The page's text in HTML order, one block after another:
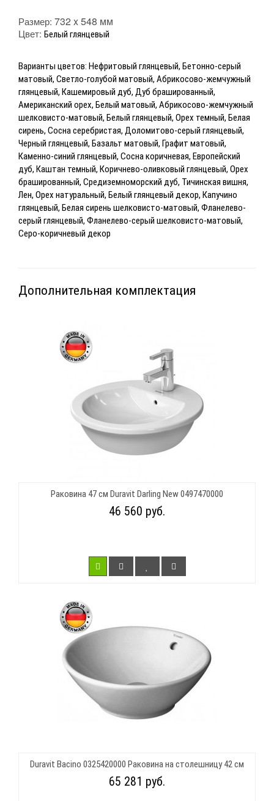
Размер: 732 x 548 мм
Цвет: Белый глянцевый
Варианты цветов: Нефритовый глянцевый, Бетонно-серый
матовый, Светло-голубой матовый, Абрикосово-жемчужный
глянцевый, Кашемировый дуб, Дуб брашированный,
Американский орех, Белый матовый, Абрикосово-жемчужный
шелковисто-матовый, Белый глянцевый, Орех темный, Белая
сирень, Сосна серебристая, Доломитово-серый глянцевый,
Черный глянцевый, Базальт матовый, Графит матовый,
Каменно-синий глянцевый, Сосна коричневая, Европейский
дуб, Каштан темный, Коричнево-оливковый глянцевый, Орех
брашированный, Средиземноморский дуб, Тичинская вишня,
Лен, Орех натуральный, Белый глянцевый декор, Капучино
глянцевый, Белая сирень шелковисто-матовый, Фланелево-
серый глянцевый, Фланелево-серый шелковисто-матовый,
Серо-коричневый декор
Дополнительная комплектация
Раковина 47 см Duravit Darling New 0497470000
46 560 руб.
Duravit Bacino 0325420000 Раковина на столешницу 42 см
65 281 руб.